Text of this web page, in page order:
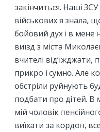
закінчиться. Наші
військових я знала,
бойовий дух і в мене
виїзд з міста
вчителі від’їжджати,
прикро і сумно. Але
обстріли руйнують
подбати про дітей. В
мій чоловік
виїхати за кордон,